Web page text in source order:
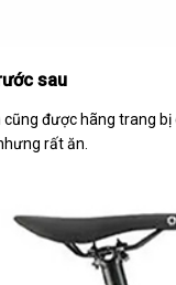
sau
cũng được hãng trang
rất ăn.